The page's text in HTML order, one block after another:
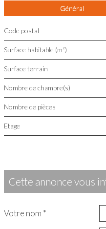
Général
Code postal
Surface habitable (m²)
surface terrain
Nombre de chambre(s)
Nombre de pièces
Etage
cette annonce vous
Votre nom *